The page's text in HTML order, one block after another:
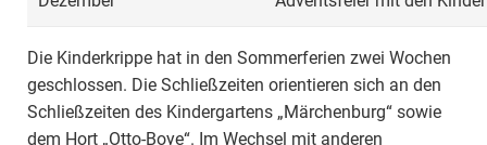
Die Kinderkrippe hat in den Sommerferien zwei Wochen
geschlossen. Die Schließzeiten orientieren sich an den
Schließzeiten des Kindergartens „Märchenburg“ sowie
dem Hort „Otto-Boye“. Im Wechsel mit anderen